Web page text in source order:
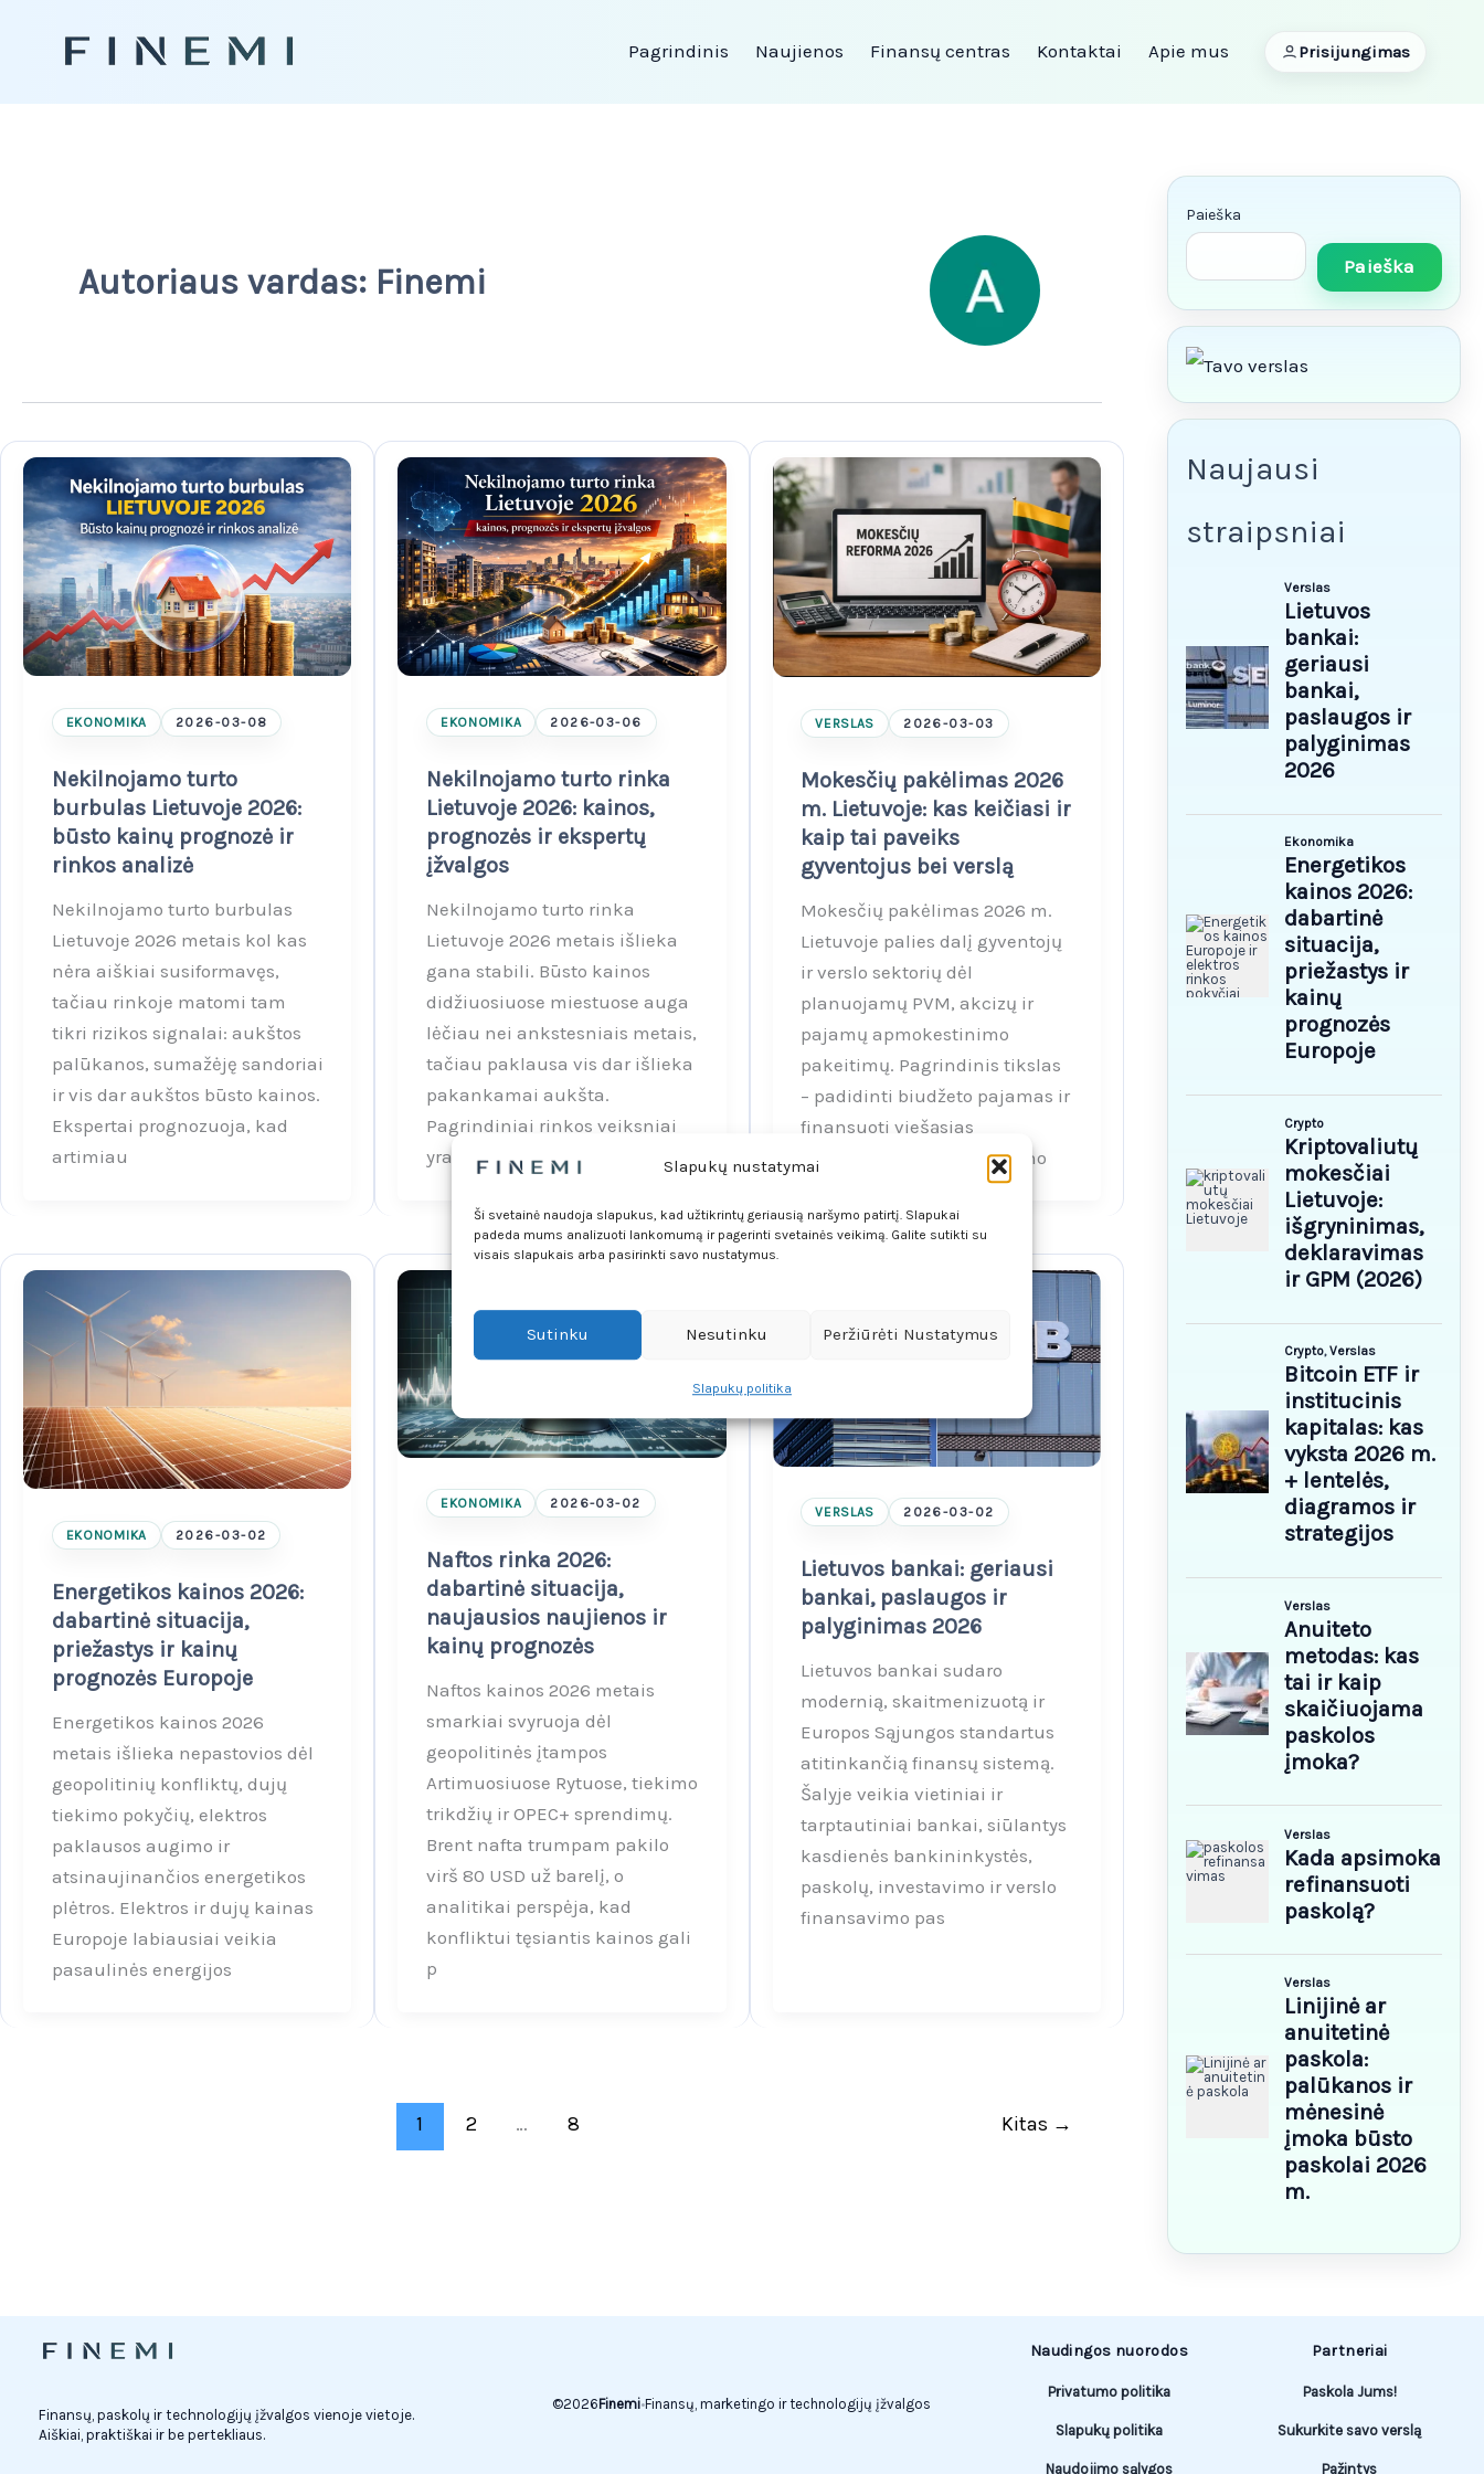
Slapukų nustatymai
Ši svetainė naudoja slapukus, kad užtikrintų geriausią naršymo patirtį. Slapukai
padeda mums analizuoti lankomumą ir pagerinti svetainės veikimą. Galite sutikti su
visais slapukais arba pasirinkti savo nustatymus.
Sutinku Nesutinku Peržiūrėti Nustatymus
Slapukų politika
Pagrindinis Naujienos Finansų centras Kontaktai Apie mus Prisijungimas
Autoriaus vardas: Finemi
EKONOMIKA 2026-03-08
Nekilnojamo turto
burbulas Lietuvoje 2026:
būsto kainų prognozė ir
rinkos analizė
Nekilnojamo turto burbulas
Lietuvoje 2026 metais kol kas
nėra aiškiai susiformavęs,
tačiau rinkoje matomi tam
tikri rizikos signalai: aukštos
palūkanos, sumažėję sandoriai
ir vis dar aukštos būsto kainos.
Ekspertai prognozuoja, kad
artimiau
EKONOMIKA 2026-03-06
Nekilnojamo turto rinka
Lietuvoje 2026: kainos,
prognozės ir ekspertų
įžvalgos
Nekilnojamo turto rinka
Lietuvoje 2026 metais išlieka
gana stabili. Būsto kainos
didžiuosiuose miestuose auga
lėčiau nei ankstesniais metais,
tačiau paklausa vis dar išlieka
pakankamai aukšta.
Pagrindiniai rinkos veiksniai
yra palūkanų norm
VERSLAS 2026-03-03
Mokesčių pakėlimas 2026
m. Lietuvoje: kas keičiasi ir
kaip tai paveiks
gyventojus bei verslą
Mokesčių pakėlimas 2026 m.
Lietuvoje palies dalį gyventojų
ir verslo sektorių dėl
planuojamų PVM, akcizų ir
pajamų apmokestinimo
pakeitimų. Pagrindinis tikslas
– padidinti biudžeto pajamas ir
finansuoti viešąsias
paslaugas. Ekspertai progno
EKONOMIKA 2026-03-02
Energetikos kainos 2026:
dabartinė situacija,
priežastys ir kainų
prognozės Europoje
Energetikos kainos 2026
metais išlieka nepastovios dėl
geopolitinių konfliktų, dujų
tiekimo pokyčių, elektros
paklausos augimo ir
atsinaujinančios energetikos
plėtros. Elektros ir dujų kainas
Europoje labiausiai veikia
pasaulinės energijos
EKONOMIKA 2026-03-02
Naftos rinka 2026:
dabartinė situacija,
naujausios naujienos ir
kainų prognozės
Naftos kainos 2026 metais
smarkiai svyruoja dėl
geopolitinės įtampos
Artimuosiuose Rytuose, tiekimo
trikdžių ir OPEC+ sprendimų.
Brent nafta trumpam pakilo
virš 80 USD už barelį, o
analitikai perspėja, kad
konfliktui tęsiantis kainos gali
p
VERSLAS 2026-03-02
Lietuvos bankai: geriausi
bankai, paslaugos ir
palyginimas 2026
Lietuvos bankai sudaro
modernią, skaitmenizuotą ir
Europos Sąjungos standartus
atitinkančią finansų sistemą.
Šalyje veikia vietiniai ir
tarptautiniai bankai, siūlantys
kasdienės bankininkystės,
paskolų, investavimo ir verslo
finansavimo pas
1 2 … 8 Kitas →
Paieška
Paieška
Naujausi
straipsniai
Finansų, paskolų ir technologijų įžvalgos vienoje vietoje.
Aiškiai, praktiškai ir be pertekliaus.
©2026Finemi•Finansų, marketingo ir technologijų įžvalgos
Naudingos nuorodos
Privatumo politika
Slapukų politika
Naudojimo sąlygos
Partneriai
Paskola Jums!
Sukurkite savo verslą
Pažintys